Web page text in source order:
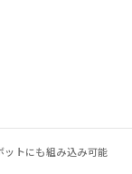
ットにも組み込み可能